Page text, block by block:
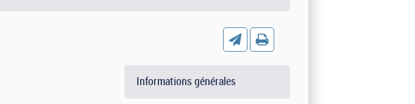
Informations générales